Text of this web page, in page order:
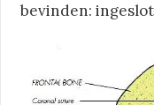
bevinden: